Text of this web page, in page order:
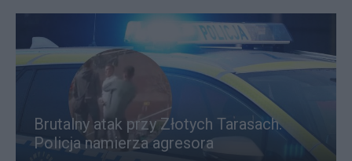
Brutalny atak przy Złotych Tarasach.
Policja namierza agresora